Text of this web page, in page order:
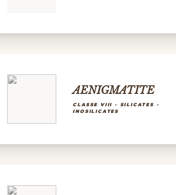
AENIGMATITE
CLASSE VIII - SILICATES -
INOSILICATES